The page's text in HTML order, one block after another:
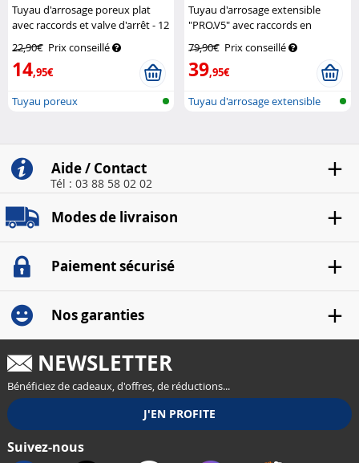
Tuyau d'arrosage poreux plat
avec raccords et valve d'arrêt - 12
22,90€ Prix conseillé
14,95€
Tuyau poreux
Tuyau d'arrosage extensible
"PRO.V5" avec raccords en
aluminium - 10 à 30 mRoyal
Gardineer
79,90€ Prix conseillé
39,95€
Tuyau d'arrosage extensible
Aide / Contact
Tél : 03 88 58 02 02
Modes de livraison
Paiement sécurisé
Nos garanties
NEWSLETTER
Bénéficiez de cadeaux, d'offres, de réductions...
Suivez-nous